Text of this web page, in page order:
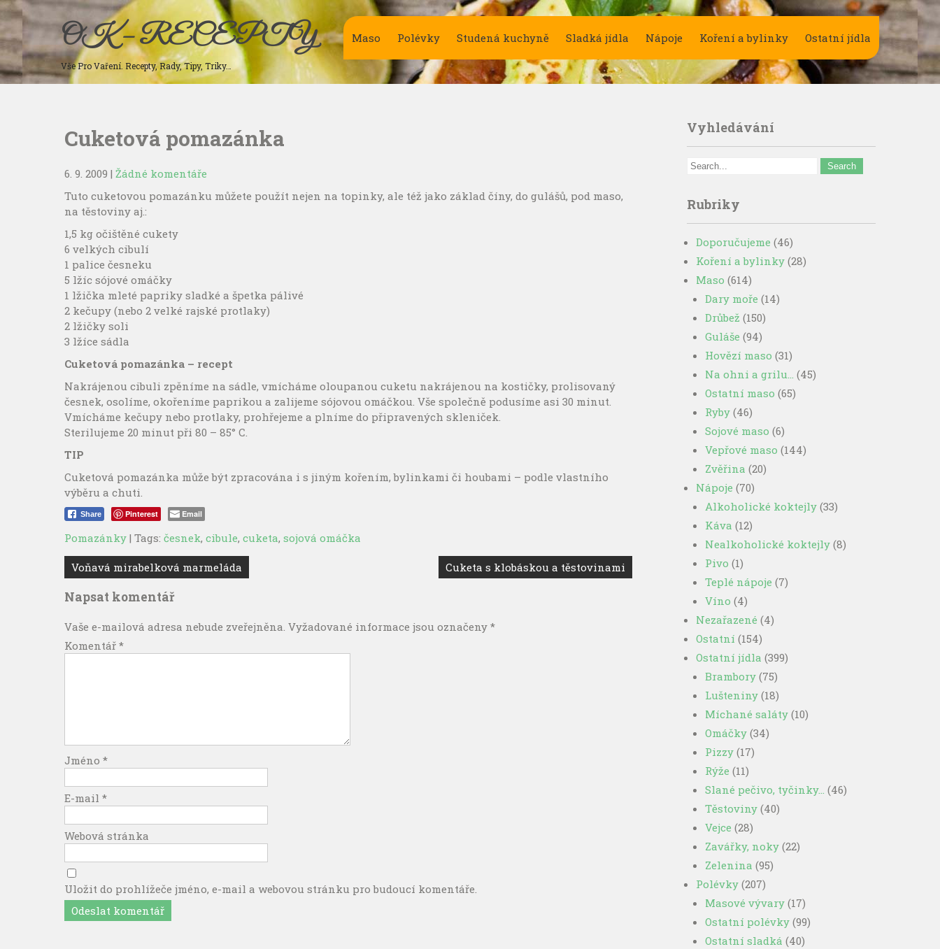
Skip
to
content
OK – RECEPTY
Vše Pro Vaření. Recepty, Rady, Tipy, Triky…
Maso Polévky Studená kuchyně Sladká jídla Nápoje Koření a bylinky Ostatní jídla
Cuketová pomazánka
6. 9. 2009 | Žádné komentáře
Tuto cuketovou pomazánku můžete použít nejen na topinky, ale též jako základ číny, do gulášů, pod maso,
na těstoviny aj.:
1,5 kg očištěné cukety
6 velkých cibulí
1 palice česneku
5 lžíc sójové omáčky
1 lžička mleté papriky sladké a špetka pálivé
2 kečupy (nebo 2 velké rajské protlaky)
2 lžičky soli
3 lžíce sádla
Cuketová pomazánka – recept
Nakrájenou cibuli zpěníme na sádle, vmícháme oloupanou cuketu nakrájenou na kostičky, prolisovaný
česnek, osolíme, okořeníme paprikou a zalijeme sójovou omáčkou. Vše společně podusíme asi 30 minut.
Vmícháme kečupy nebo protlaky, prohřejeme a plníme do připravených skleniček.
Sterilujeme 20 minut při 80 – 85° C.
TIP
Cuketová pomazánka může být zpracována i s jiným kořením, bylinkami či houbami – podle vlastního
výběru a chuti.
Share Pinterest Email
Pomazánky | Tags: česnek, cibule, cuketa, sojová omáčka
Navigace
pro
příspěvek
Voňavá mirabelková marmeláda Cuketa s klobáskou a těstovinami
Napsat komentář
Vaše e-mailová adresa nebude zveřejněna. Vyžadované informace jsou označeny *
Komentář *
Jméno *
E-mail *
Webová stránka
Uložit do prohlížeče jméno, e-mail a webovou stránku pro budoucí komentáře.
Vyhledávání
Rubriky
Doporučujeme (46)
Koření a bylinky (28)
Maso (614)
Dary moře (14)
Drůbež (150)
Guláše (94)
Hovězí maso (31)
Na ohni a grilu… (45)
Ostatní maso (65)
Ryby (46)
Sojové maso (6)
Vepřové maso (144)
Zvěřina (20)
Nápoje (70)
Alkoholické koktejly (33)
Káva (12)
Nealkoholické koktejly (8)
Pivo (1)
Teplé nápoje (7)
Víno (4)
Nezařazené (4)
Ostatní (154)
Ostatní jídla (399)
Brambory (75)
Lušteniny (18)
Míchané saláty (10)
Omáčky (34)
Pizzy (17)
Rýže (11)
Slané pečivo, tyčinky… (46)
Těstoviny (40)
Vejce (28)
Zavářky, noky (22)
Zelenina (95)
Polévky (207)
Masové vývary (17)
Ostatní polévky (99)
Ostatní sladká (40)